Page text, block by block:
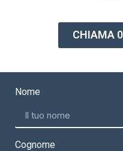
CHIAMA
Nome
Cognome